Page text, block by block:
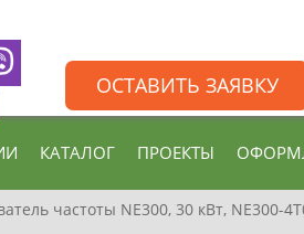
ОСТАВИТЬ ЗАЯВКУ
КАТАЛОГ ПРОЕКТЫ
частоты NE300, 30 кВт, NE300-